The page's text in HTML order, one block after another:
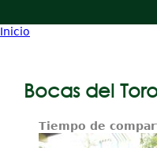
Tropical
Principal
está
Inicio
Bocas del
Tiempo de